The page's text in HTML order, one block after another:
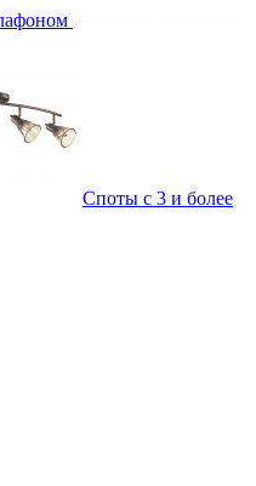
Споты с 3 и более